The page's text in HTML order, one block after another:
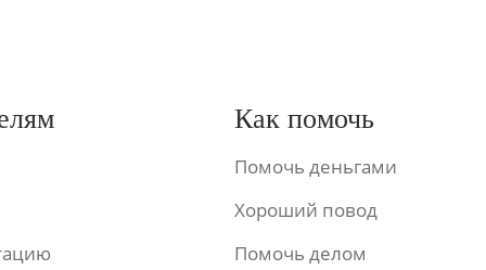
Как помочь
Помочь деньгами
Хороший повод
Помочь делом